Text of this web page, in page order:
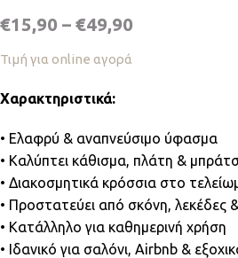
€15,90 – €49,90
Τιμή για online αγορά
Χαρακτηριστικά:
• Ελαφρύ & αναπνεύσιμο ύφασμα
• Καλύπτει κάθισμα, πλάτη &
• Διακοσμητικά κρόσσια στο
• Προστατεύει από σκόνη, λεκέδες
• Κατάλληλο για καθημερινή χρήση
• Ιδανικό για σαλόνι, Airbnb &